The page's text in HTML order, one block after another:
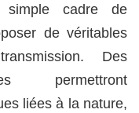
simple cadre de
de véritables
Des
permettront
liées à la nature,